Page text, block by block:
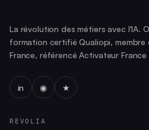
La révolution des métiers avec l'IA.
formation certifié Qualiopi, membre
France, référencé Activateur France
in ◉ ★
REVOLIA